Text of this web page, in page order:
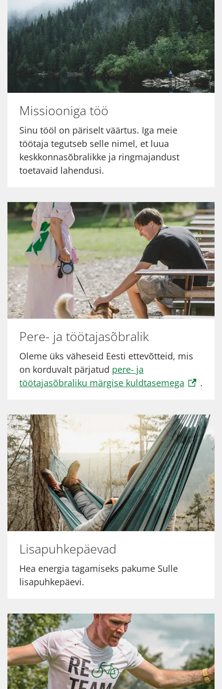
Missiooniga töö
Sinu tööl on päriselt väärtus. Iga meie
töötaja tegutseb selle nimel, et luua
keskkonnasõbralikke ja ringmajandust
toetavaid lahendusi.
Pere- ja töötajasõbralik
Oleme üks väheseid Eesti ettevõtteid, mis
on korduvalt pärjatud pere- ja
töötajasõbraliku märgise kuldtasemega
.
Lisapuhkepäevad
Hea energia tagamiseks pakume Sulle
lisapuhkepäevi.